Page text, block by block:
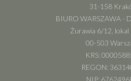
31-158
BIURO WARSZAWA -
Żurawia 6/12,
00-503
KRS:
REGON:
NIP: